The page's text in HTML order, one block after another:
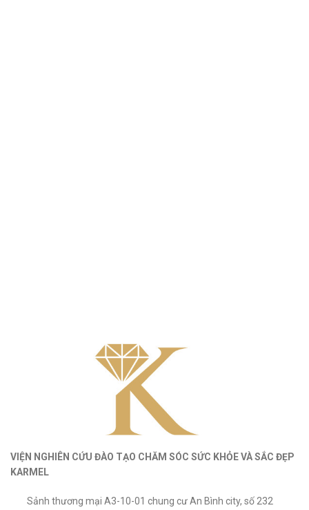
VIỆN NGHIÊN CỨU ĐÀO TẠO CHĂM SÓC SỨC KHỎEVÀSẮC ĐẸP
KARMEL
Sảnh thương mại A3-10-01 chung cư An Bình city, số 232